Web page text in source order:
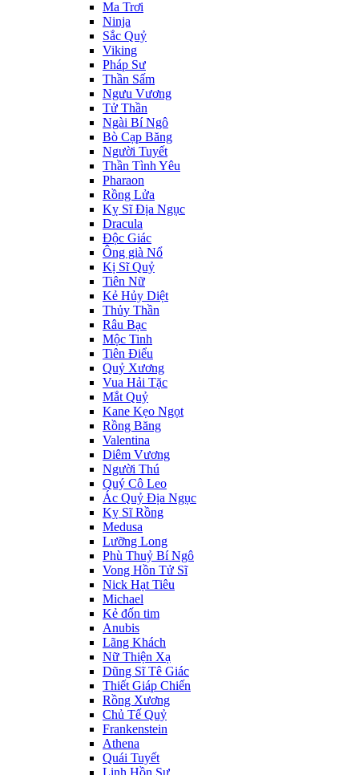
Ma Trơi
Ninja
Sắc Quỷ
Viking
Pháp Sư
Thần Sấm
Ngưu Vương
Tử Thần
Ngài Bí Ngô
Bò Cạp Băng
Người Tuyết
Thần Tình Yêu
Pharaon
Rồng Lửa
Kỵ Sĩ Địa Ngục
Dracula
Độc Giác
Ông già Nổ
Kị Sĩ Quỷ
Tiên Nữ
Kẻ Hủy Diệt
Thủy Thần
Râu Bạc
Mộc Tinh
Tiên Điểu
Quỷ Xương
Vua Hải Tặc
Mắt Quỷ
Kane Kẹo Ngọt
Rồng Băng
Valentina
Diêm Vương
Người Thú
Quý Cô Leo
Ác Quỷ Địa Ngục
Kỵ Sĩ Rồng
Medusa
Lưỡng Long
Phù Thuỷ Bí Ngô
Vong Hồn Tử Sĩ
Nick Hạt Tiêu
Michael
Kẻ đốn tim
Anubis
Lãng Khách
Nữ Thiện Xạ
Dũng Sĩ Tê Giác
Thiết Giáp Chiến
Rồng Xương
Chủ Tế Quỷ
Frankenstein
Athena
Quái Tuyết